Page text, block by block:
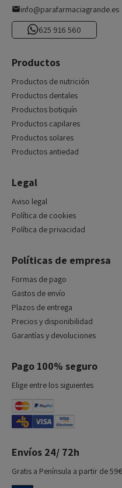
info@parafarmaciagrande.es
625 916 560
Productos
Productos de nutrición
Productos dentales
Productos botiquín
Productos capilares
Productos solares
Productos antiedad
Legal
Aviso legal
Política de cookies
Política de privacidad
Políticas de empresa
Formas de pago
Gastos de envío
Plazos de entrega
Precios y disponibilidad
Garantías y devoluciones
Pago 100% seguro
Elige entre los siguientes
Envíos 24/ 72h
Gratis a Península a partir de 59€